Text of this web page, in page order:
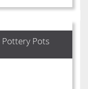
Pottery Pots